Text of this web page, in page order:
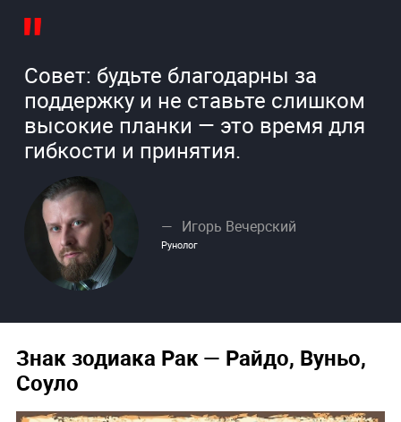
Совет: будьте благодарны за
поддержку и не ставьте слишком
высокие планки — это время для
гибкости и принятия.
Игорь Вечерский
Рунолог
Знак зодиака Рак — Райдо, Вуньо,
Соуло